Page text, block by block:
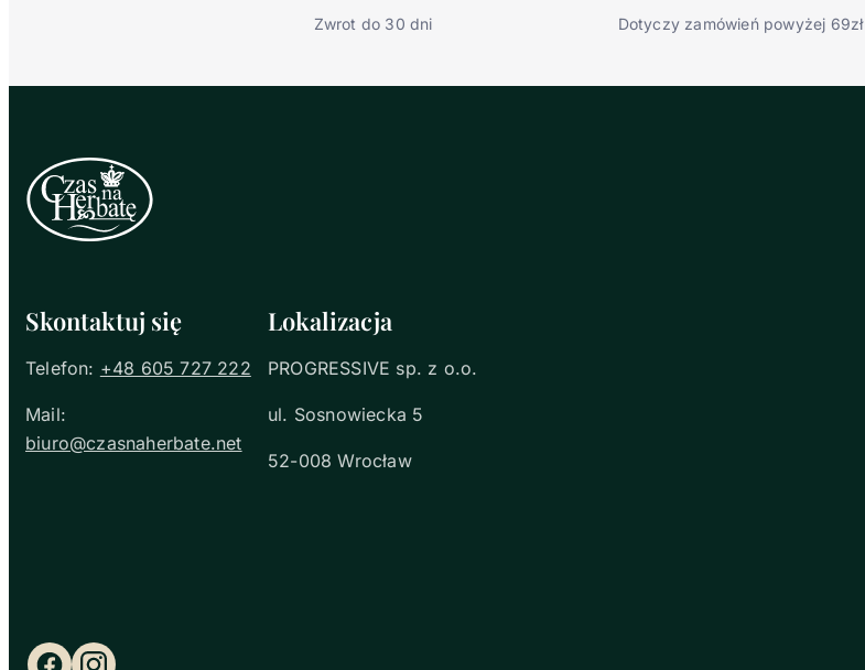
Zwrot do 30 dni Dotyczy zamówień powyżej 69zł
Skontaktuj się
Telefon: +48 605 727 222
Mail:
biuro@czasnaherbate.net
Lokalizacja
PROGRESSIVE sp. z o.o.
ul. Sosnowiecka 5
52-008 Wrocław